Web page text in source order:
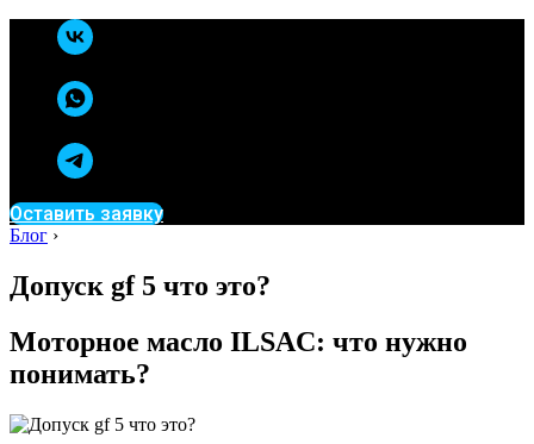
Оставить заявку
Блог ›
Допуск gf 5 что это?
Моторное масло ILSAC: что нужно
понимать?